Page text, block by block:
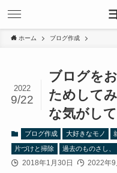
ホーム ブログ作成
ブログを
ためして
な気がして
2022
9/22
ブログ作成 大好きなモノ
片づけと掃除 過去のものさし
2018年1月30日 2022年9